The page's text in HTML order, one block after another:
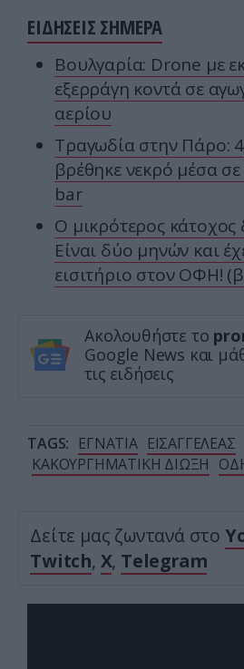
ΕΙΔΗΣΕΙΣ ΣΗΜΕΡΑ
Βουλγαρία: Drone με
εξερράγη κοντά σε
αερίου
Τραγωδία στην Πάρο:
βρέθηκε νεκρό μέσα
bar
Ο μικρότερος κάτοχος
Είναι δύο μηνών και
εισιτήριο στον ΟΦΗ!
Ακολουθήστε το
Google News και
τις ειδήσεις
TAGS: ΕΓΝΑΤΙΑ ΕΙΣΑΓΓΕΛΕΑΣ
ΚΑΚΟΥΡΓΗΜΑΤΙΚΗ ΔΙΩΞΗ
Δείτε μας ζωντανά στο
Twitch, X, Telegram